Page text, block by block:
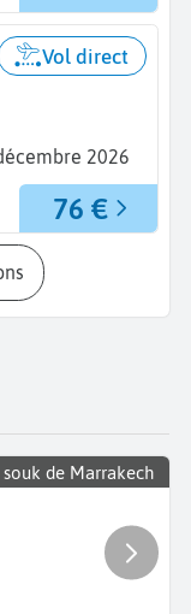
2026
Vol direct
76 €
souk de Marrakech